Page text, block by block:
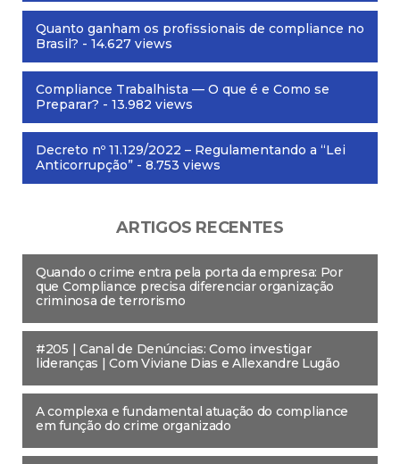
Quanto ganham os profissionais de compliance no
Brasil? - 14.627 views
Compliance Trabalhista — O que é e Como se
Preparar? - 13.982 views
Decreto nº 11.129/2022 – Regulamentando a “Lei
Anticorrupção” - 8.753 views
ARTIGOS RECENTES
Quando o crime entra pela porta da empresa: Por
que Compliance precisa diferenciar organização
criminosa de terrorismo
#205 | Canal de Denúncias: Como investigar
lideranças | Com Viviane Dias e Allexandre Lugão
A complexa e fundamental atuação do compliance
em função do crime organizado